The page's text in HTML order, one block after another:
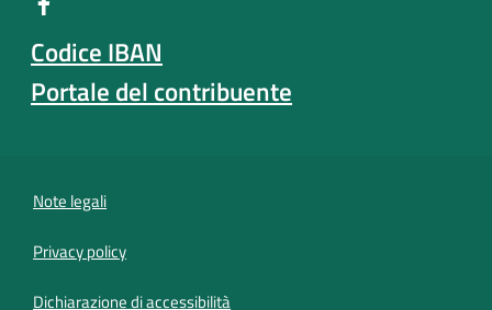
Codice IBAN
Portale del contribuente
Note legali
Privacy policy
Dichiarazione di accessibilità